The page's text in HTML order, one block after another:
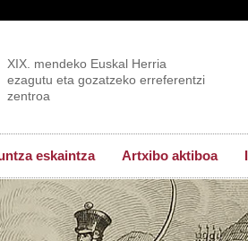
XIX. mendeko Euskal Herria
ezagutu eta gozatzeko erreferentzi
zentroa
eskaintza Artxibo aktiboa